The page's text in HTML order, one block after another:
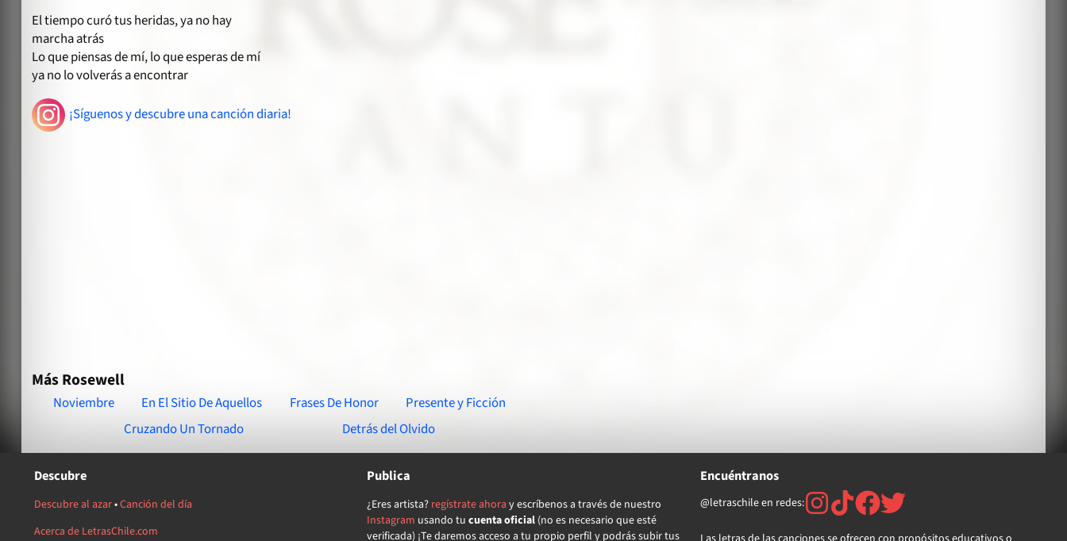
El tiempo curó tus heridas, ya no hay
marcha atrás
Lo que piensas de mí, lo que esperas de mí
ya no lo volverás a encontrar
¡Síguenos y descubre una canción diaria!
Más Rosewell
Noviembre En El Sitio De Aquellos Frases De Honor
Presente y Ficción
Cruzando Un Tornado
Detrás del Olvido
Descubre
Descubre al azar•Canción del día
Acerca de LetrasChile.com
Publica
¿Eres artista? regístrate ahora y escríbenos a través de nuestro
Instagram usando tucuenta oficial (no es necesario que esté
verificada) ¡Te daremos acceso a tu propio perfil y podrás subir tus
Encuéntranos
@letraschile en redes: